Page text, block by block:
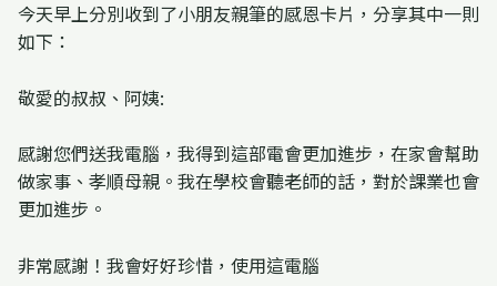
今天早上分別收到了小朋友親筆的感恩卡片，分享其中一則
如下：
敬愛的叔叔、阿姨:
感謝您們送我電腦，我得到這部電會更加進步，在家會幫助
做家事、孝順母親。我在學校會聽老師的話，對於課業也會
更加進步。
非常感謝！我會好好珍惜，使用這電腦